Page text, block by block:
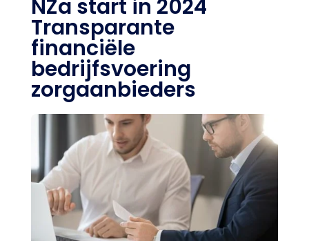
NZa start in 2024
Transparante
financiële
bedrijfsvoering
zorgaanbieders